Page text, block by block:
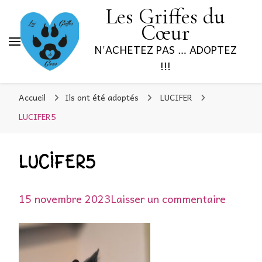
Les Griffes du
Cœur
N'ACHETEZ PAS … ADOPTEZ
!!!
Accueil Ils ont été adoptés
LUCIFER
LUCIFER5
LUCIFER5
15 novembre 2023Laisser un commentaire